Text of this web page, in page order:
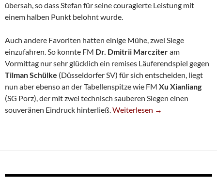
übersah, so dass Stefan für seine couragierte Leistung mit
einem halben Punkt belohnt wurde.
Auch andere Favoriten hatten einige Mühe, zwei Siege
einzufahren. So konnte FM Dr. Dmitrii Marcziteram
Vormittag nur sehr glücklich ein remises Läuferendspiel gegen
Tilman Schülke (Düsseldorfer SV) für sich entscheiden, liegt
nun aber ebenso an der Tabellenspitze wie FM Xu Xianliang
(SG Porz), der mit zwei technisch sauberen Siegen einen
souveränen Eindruck hinterließ.Noch 7 Spieler Mit
Weiterlesen →